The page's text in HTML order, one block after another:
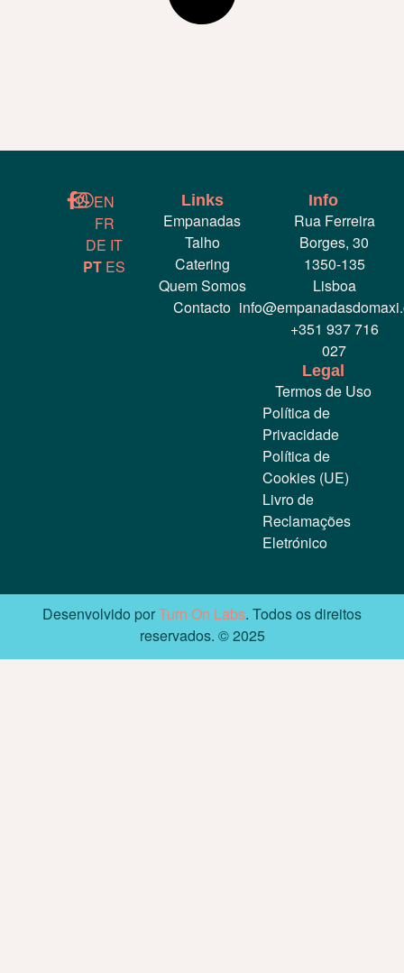
EN
FR
DE IT
PT ES
Links
Empanadas
Talho
Catering
Quem Somos
Contacto
Info
Rua Ferreira
Borges, 30
1350-135
Lisboa
+351 937 716
027
Legal
Termos de Uso
Política de
Privacidade
Política de
Cookies (UE)
Livro de
Reclamações
Eletrónico
Desenvolvido porTurn On Labs. Todos os direitos
reservados. © 2025